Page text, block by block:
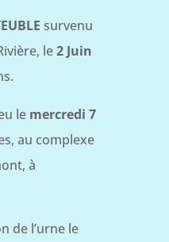
survenu
le2 Juin
le mercredi 7
au complexe
à
de l’urne le